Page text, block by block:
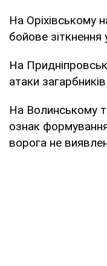
На Оріхівському
бойове зіткнення
На
атаки
На Волинському
ознак
ворога не